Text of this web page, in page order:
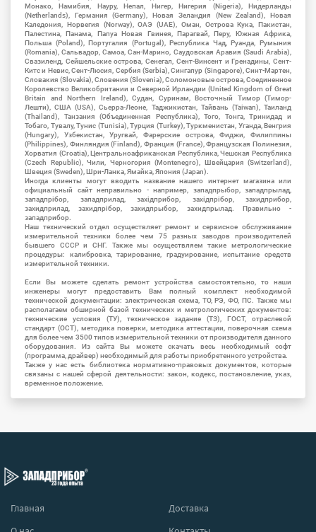
Монако, Намибия, Науру, Непал, Нигер, Нигерия (Nigeria), Нидерланды
(Netherlands), Германия (Germany), Новая Зеландия (New Zealand), Новая
Каледония, Норвегия (Norway), ОАЭ (UAE), Оман, Острова Кука, Пакистан,
Палестина, Панама, Папуа Новая Гвинея, Парагвай, Перу, Южная Африка,
Польша (Poland), Португалия (Portugal), Республика Чад, Руанда, Румыния
(Romania), Сальвадор, Самоа, Сан-Марино, Саудовская Аравия (Saudi Arabia),
Свазиленд, Сейшельские острова, Сенегал, Сент-Винсент и Гренадины, Сент-
Китс и Невис, Сент-Люсия, Сербия (Serbia), Сингапур (Singapore), Синт-Мартен,
Словакия (Slovakia), Словения (Slovenia), Соломоновые острова, Соединенное
Королевство Великобритании и Северной Ирландии (United Kingdom of Great
Britain and Northern Ireland), Судан, Суринам, Восточный Тимор (Тимор-
Лешти), США (USA), Сьерра-Леоне, Таджикистан, Тайвань (Taiwan), Таиланд
(Thailand), Танзания (Объединенная Республика), Того, Тонга, Тринидад и
Тобаго, Тувалу, Тунис (Tunisia), Турция (Turkey), Туркменистан, Уганда, Венгрия
(Hungary), Узбекистан, Уругвай, Фарерские острова, Фиджи, Филиппины
(Philippines), Финляндия (Finland), Франция (France), Французская Полинезия,
Хорватия (Croatia), Центральноафриканская Республика, Чешская Республика
(Czech Republic), Чили, Черногория (Montenegro), Швейцария (Switzerland),
Швеция (Sweden), Шри-Ланка, Ямайка, Япония (Japan).
Иногда клиенты могут вводить название нашего интернет магазина или
официальный сайт неправильно - например, западпрыбор, западпрылад,
западпрібор, западприлад, західприбор, західпрібор, захидприбор,
захидприлад, захидпрібор, захидпрыбор, захидпрылад. Правильно -
западприбор.
Наш технический отдел осуществляет ремонт и сервисное обслуживание
измерительной техники более чем 75 разных заводов производителей
бывшего СССР и СНГ. Также мы осуществляем такие метрологические
процедуры: калибровка, тарирование, градуирование, испытание средств
измерительной техники.
Если Вы можете сделать ремонт устройства самостоятельно, то наши
инженеры могут предоставить Вам полный комплект необходимой
технической документации: электрическая схема, ТО, РЭ, ФО, ПС. Также мы
располагаем обширной базой технических и метрологических документов:
технические условия (ТУ), техническое задание (ТЗ), ГОСТ, отраслевой
стандарт (ОСТ), методика поверки, методика аттестации, поверочная схема
для более чем 3500 типов измерительной техники от производителя данного
оборудования. Из сайта Вы можете скачать весь необходимый софт
(программа, драйвер) необходимый для работы приобретенного устройства.
Также у нас есть библиотека нормативно-правовых документов, которые
связаны с нашей сферой деятельности: закон, кодекс, постановление, указ,
временное положение.
Главная
Доставка